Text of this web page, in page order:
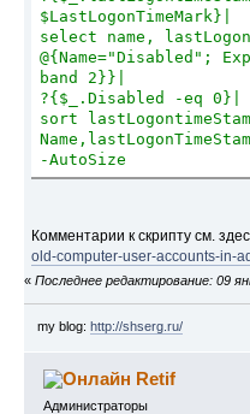
"newcompany.htm",
& "\Application
objFSO.CopyFile
& "\Application
Const ForReading = 1
Const ForWriting = 2
Set objFSO =
Set objRegExp =
регистр символов
объект
objRegExp.Global  =
$LastLogonTimeMark}|
select name,
@{Name="Disabled";
band 2}}|
?{$_.Disabled -eq 0}|
sort
-AutoSize
Комментарии к скрипту см.
old-computer-user-accounts-in-
« Последнее редактирование: 09
my blog: http://shserg.ru/
Retif
Администраторы